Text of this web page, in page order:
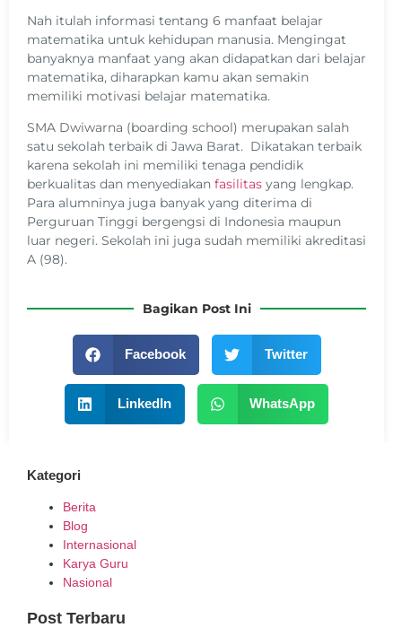
Nah itulah informasi tentang 6 manfaat belajar
matematika untuk kehidupan manusia. Mengingat
banyaknya manfaat yang akan didapatkan dari belajar
matematika, diharapkan kamu akan semakin
memiliki motivasi belajar matematika.
SMA Dwiwarna (boarding school) merupakan salah
satu sekolah terbaik di Jawa Barat. Dikatakan terbaik
karena sekolah ini memiliki tenaga pendidik
berkualitas dan menyediakan fasilitas yang lengkap.
Para alumninya juga banyak yang diterima di
Perguruan Tinggi bergengsi di Indonesia maupun
luar negeri. Sekolah ini juga sudah memiliki akreditasi
A (98).
Bagikan Post Ini
Facebook Twitter
LinkedIn WhatsApp
Kategori
Berita
Blog
Internasional
Karya Guru
Nasional
Post Terbaru